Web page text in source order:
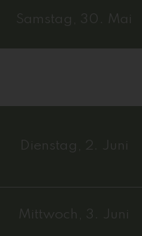
Samstag, 30. Mai
Dienstag, 2. Juni
Mittwoch, 3. Juni